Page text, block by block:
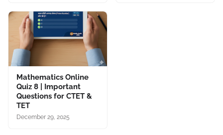
Mathematics Online
Quiz 8 | Important
Questions for CTET &
TET
December 29, 2025